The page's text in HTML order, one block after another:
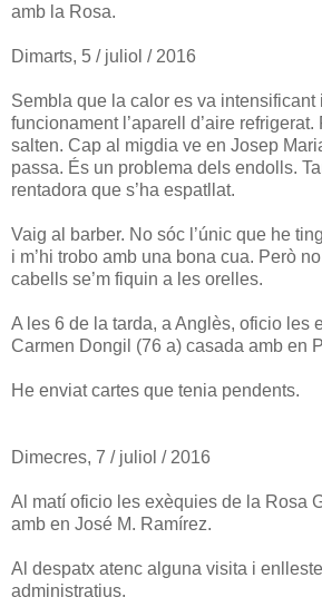
amb la Rosa.
Dimarts, 5 / juliol / 2016
Sembla que la calor es va intensificant
funcionament l’aparell d’aire
salten. Cap al migdia ve en Josep
passa. És un problema dels endolls.
rentadora que s’ha espatllat.
Vaig al barber. No sóc l’únic que he
i m’hi trobo amb una bona cua. Però
cabells se’m fiquin a les orelles.
A les 6 de la tarda, a Anglès, oficio les
Carmen Dongil (76 a) casada amb en
He enviat cartes que tenia pendents.
Dimecres, 7 / juliol / 2016
Al matí oficio les exèquies de la Rosa
amb en José M. Ramírez.
Al despatx atenc alguna visita i
administratius.